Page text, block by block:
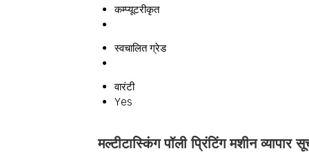
कम्प्यूटरीकृत
स्वचालित ग्रेड
वारंटी
Yes
मल्टीटास्किंग पॉली प्रिंटिंग मशीन व्यापार